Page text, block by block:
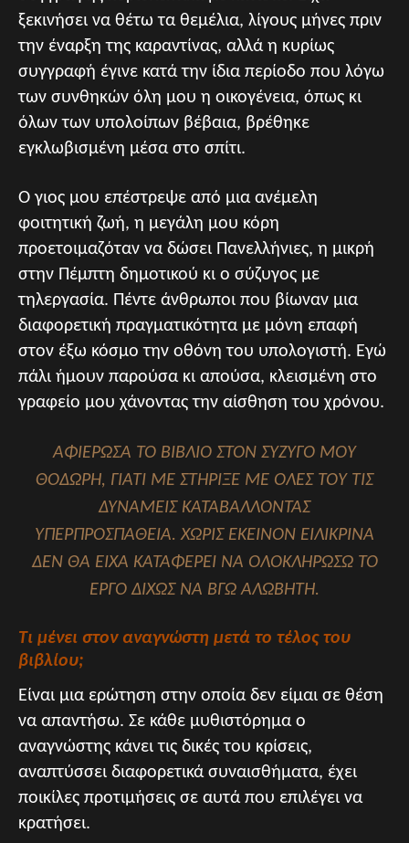
ξεκινήσει να θέτω τα θεμέλια, λίγους μήνες πριν
την έναρξη της καραντίνας, αλλά η κυρίως
συγγραφή έγινε κατά την ίδια περίοδο που λόγω
των συνθηκών όλη μου η οικογένεια, όπως κι
όλων των υπολοίπων βέβαια, βρέθηκε
εγκλωβισμένη μέσα στο σπίτι.
Ο γιος μου επέστρεψε από μια ανέμελη
φοιτητική ζωή, η μεγάλη μου κόρη
προετοιμαζόταν να δώσει Πανελλήνιες, η μικρή
στην Πέμπτη δημοτικού κι ο σύζυγος με
τηλεργασία. Πέντε άνθρωποι που βίωναν μια
διαφορετική πραγματικότητα με μόνη επαφή
στον έξω κόσμο την οθόνη του υπολογιστή. Εγώ
πάλι ήμουν παρούσα κι απούσα, κλεισμένη στο
γραφείο μου χάνοντας την αίσθηση του χρόνου.
ΑΦΙΈΡΩΣΑ ΤΟ ΒΙΒΛΊΟ ΣΤΟΝ ΣΎΖΥΓΌ ΜΟΥ
ΘΟΔΩΡΉ, ΓΙΑΤΊ ΜΕ ΣΤΉΡΙΞΕ ΜΕ ΌΛΕΣ ΤΟΥ ΤΙΣ
ΔΥΝΆΜΕΙΣ ΚΑΤΑΒΆΛΛΟΝΤΑΣ
ΥΠΕΡΠΡΟΣΠΆΘΕΙΑ. ΧΩΡΊΣ ΕΚΕΊΝΟΝ ΕΙΛΙΚΡΙΝΆ
ΔΕΝ ΘΑ ΕΊΧΑ ΚΑΤΑΦΈΡΕΙ ΝΑ ΟΛΟΚΛΗΡΏΣΩ ΤΟ
ΈΡΓΟ ΔΊΧΩΣ ΝΑ ΒΓΩ ΑΛΏΒΗΤΗ.
Τι μένει στον αναγνώστη μετά το τέλος του
βιβλίου;
Είναι μια ερώτηση στην οποία δεν είμαι σε θέση
να απαντήσω. Σε κάθε μυθιστόρημα ο
αναγνώστης κάνει τις δικές του κρίσεις,
αναπτύσσει διαφορετικά συναισθήματα, έχει
ποικίλες προτιμήσεις σε αυτά που επιλέγει να
κρατήσει.